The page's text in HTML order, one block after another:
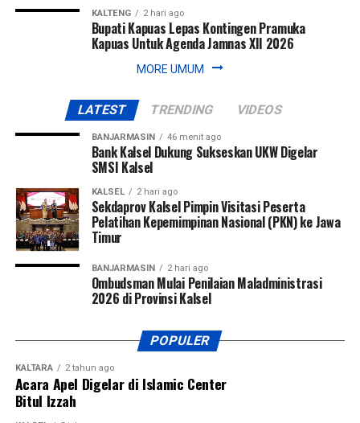
KALTENG 2 hari ago
Bupati Kapuas Lepas Kontingen Pramuka
Kapuas Untuk Agenda Jamnas XII 2026
MORE UMUM
LATEST TRENDING VIDEOS
BANJARMASIN 46 menit ago
Bank Kalsel Dukung Sukseskan UKW Digelar
SMSI Kalsel
KALSEL 2 hari ago
Sekdaprov Kalsel Pimpin Visitasi Peserta
Pelatihan Kepemimpinan Nasional (PKN) ke Jawa
Timur
BANJARMASIN 2 hari ago
Ombudsman Mulai Penilaian Maladministrasi
2026 di Provinsi Kalsel
POPULER
KALTARA 2 tahun ago
Acara Apel Digelar di Islamic Center
Bitul Izzah